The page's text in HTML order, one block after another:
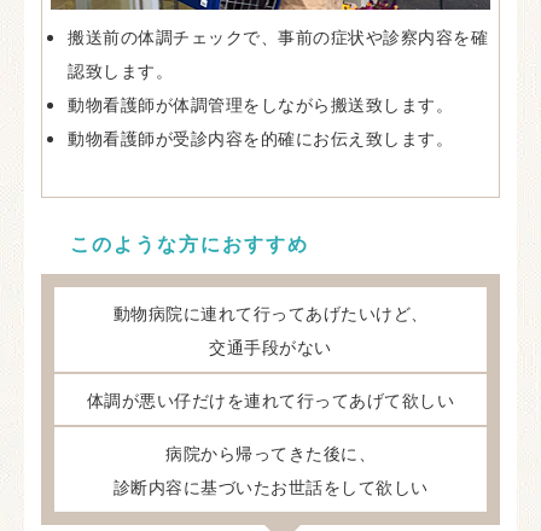
搬送前の体調チェックで、事前の症状や診察内容を確
認致します。
動物看護師が体調管理をしながら搬送致します。
動物看護師が受診内容を的確にお伝え致します。
このような方におすすめ
動物病院に連れて行ってあげたいけど、
交通手段がない
体調が悪い仔だけを連れて行ってあげて欲しい
病院から帰ってきた後に、
診断内容に基づいたお世話をして欲しい